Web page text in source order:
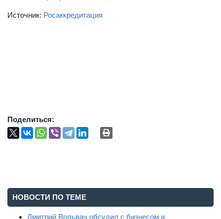
Источник: Росаккредитация
Поделиться:
НОВОСТИ ПО ТЕМЕ
Дмитрий Вольвач обсудил с бизнесом и